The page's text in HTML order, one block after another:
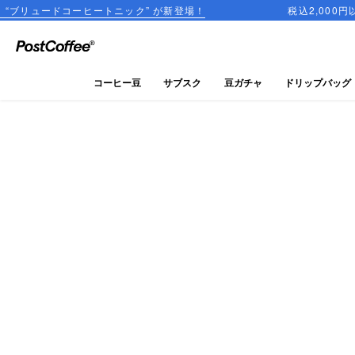
ートニック” が新登場！ 税込2,000円以上のご購入で
close
コーヒー豆 サブスク 豆ガチャ ドリップバッグ